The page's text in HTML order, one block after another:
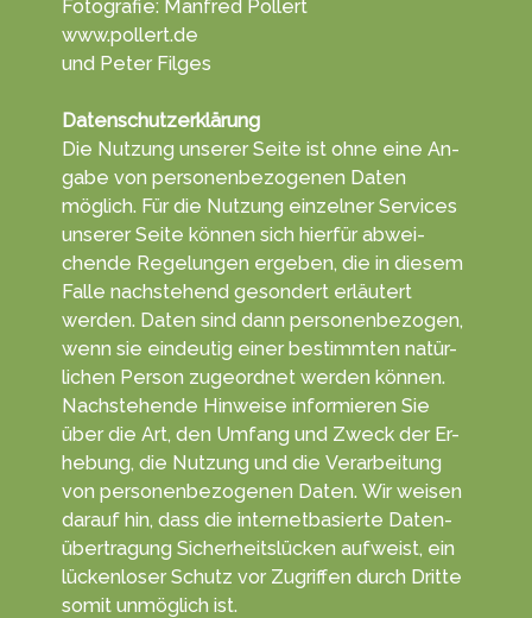
Fotografie: Manfred Pollert
www.pollert.de
und Peter Filges
Datenschutzerklärung
Die Nutzung unserer Seite ist ohne eine An­
gabe von per­sonen­be­zoge­nen Daten
möglich. Für die Nut­zung einzelner Ser­vices
unserer Seite können sich hierfür ab­wei­
chen­de Re­ge­lun­gen erge­ben, die in diesem
Falle nachs­tehend ge­son­dert erläu­tert
werden. Daten sind dann personen­bezogen,
wenn sie ein­deutig einer be­stimm­ten na­tür­
lichen Per­son zu­geord­net wer­den können.
Nach­stehende Hin­weise in­for­mieren Sie
über die Art, den Um­fang und Zweck der Er­
he­bung, die Nut­zung und die Ver­arbeitung
von personen­bezogenen Da­ten. Wir weisen
darauf hin, dass die in­ternet­ba­sierte Daten­
über­tragung Sicherheits­lücken aufweist, ein
lücken­loser Schutz vor Zu­grif­fen durch Dritte
somit un­mög­lich ist.